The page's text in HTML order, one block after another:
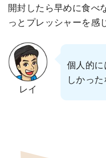
開封したら早めに食べ
っとプレッシャーを感
レイ
個人的
しかった